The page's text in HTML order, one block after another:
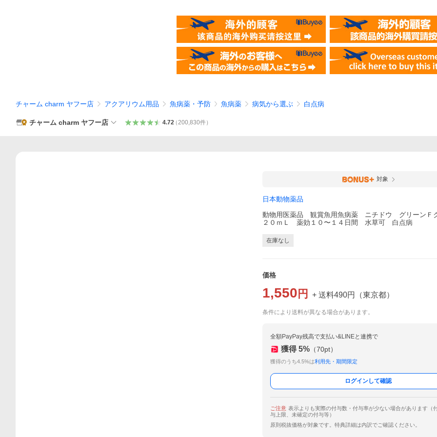
チャーム charm ヤフー店 アクアリウム用品 魚病薬・予防 魚病薬 病気から選ぶ 白点病
チャーム charm ヤフー店 4.72（200,830件）
対象
日本動物薬品
動物用医薬品 観賞魚用魚病薬 ニチドウ グリーンＦ
２０ｍＬ 薬効１０〜１４日間 水草可 白点病
在庫なし
価格
1,550 円 + 送料490円 （東京都）
条件により送料が異なる場合があります。
全額PayPay残高で支払い&LINEと連携で
獲得 5% （70pt）
獲得のうち4.5%は利用先・期間限定
ログインして確認
ご注意 表示よりも実際の付与数・付与率が少ない場合があります（
与上限、未確定の付与等）
原則税抜価格が対象です。特典詳細は内訳でご確認ください。